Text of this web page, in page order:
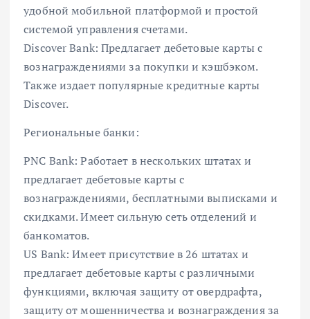
удобной мобильной платформой и простой
системой управления счетами.
Discover Bank: Предлагает дебетовые карты с
вознаграждениями за покупки и кэшбэком.
Также издает популярные кредитные карты
Discover.
Региональные банки:
PNC Bank: Работает в нескольких штатах и
предлагает дебетовые карты с
вознаграждениями, бесплатными выписками и
скидками. Имеет сильную сеть отделений и
банкоматов.
US Bank: Имеет присутствие в 26 штатах и ​​
предлагает дебетовые карты с различными
функциями, включая защиту от овердрафта,
защиту от мошенничества и вознаграждения за